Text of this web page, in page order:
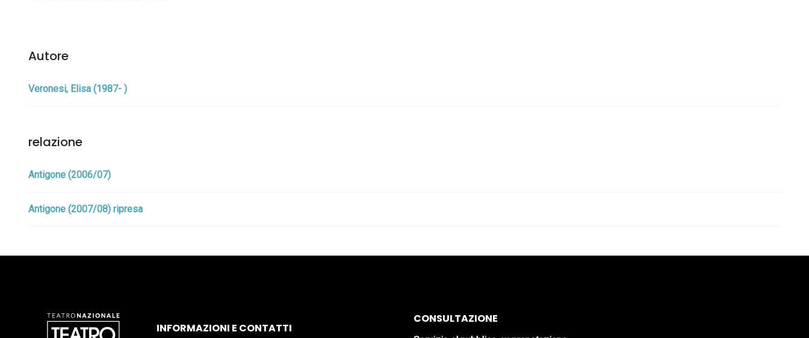
Autore
Veronesi, Elisa (1987- )
relazione
Antigone (2006/07)
Antigone (2007/08) ripresa
INFORMAZIONI E CONTATTI
CONSULTAZIONE